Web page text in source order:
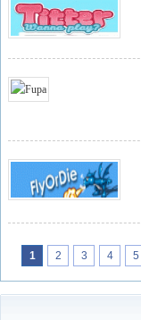
1 2 3 4 5